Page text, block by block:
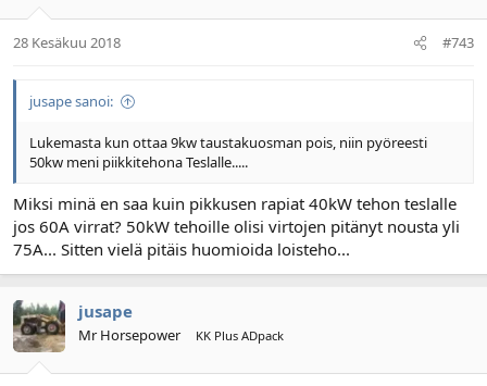
28 Kesäkuu 2018 #743
jusape sanoi:
Lukemasta kun ottaa 9kw taustakuosman pois, niin pyöreesti
50kw meni piikkitehona Teslalle.....
Miksi minä en saa kuin pikkusen rapiat 40kW tehon teslalle
jos 60A virrat? 50kW tehoille olisi virtojen pitänyt nousta yli
75A... Sitten vielä pitäis huomioida loisteho...
jusape
Mr Horsepower KK Plus ADpack